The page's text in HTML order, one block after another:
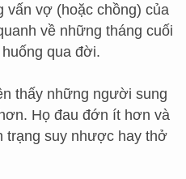
vấn vợ (hoặc chồng) của
về những tháng cuối
qua đời.
thấy những người sung
Họ đau đớn ít hơn và
trạng suy nhược hay thở